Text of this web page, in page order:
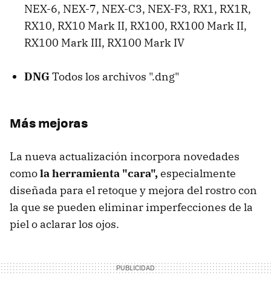
NEX-6, NEX-7, NEX-C3, NEX-F3, RX1, RX1R,
RX10, RX10 Mark II, RX100, RX100 Mark II,
RX100 Mark III, RX100 Mark IV
DNGTodos los archivos ".dng"
Más mejoras
La nueva actualización incorpora novedades
comola herramienta "cara",especialmente
diseñada para el retoque y mejora del rostro con
la que se pueden eliminar imperfecciones de la
piel o aclarar los ojos.